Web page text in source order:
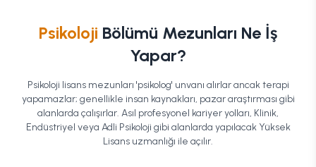
Psikoloji Bölümü Mezunları Ne İş
Yapar?
Psikoloji lisans mezunları 'psikolog' unvanı alırlar ancak terapi
yapamazlar; genellikle insan kaynakları, pazar araştırması gibi
alanlarda çalışırlar. Asıl profesyonel kariyer yolları, Klinik,
Endüstriyel veya Adli Psikoloji gibi alanlarda yapılacak Yüksek
Lisans uzmanlığı ile açılır.